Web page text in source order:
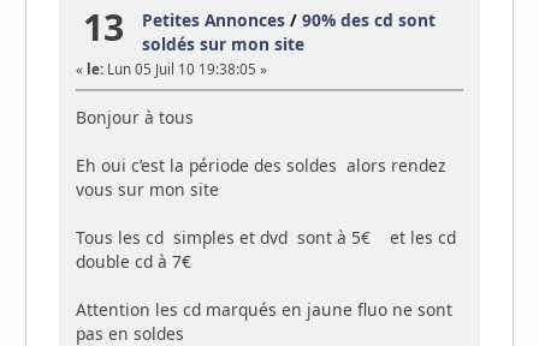
13 Petites Annonces /90% des cd sont
soldés sur mon site
« le:Lun 05 Juil 10 19:38:05 »
Bonjour à tous
Eh oui c’est la période des soldes alors rendez
vous sur mon site
Tous les cd simples et dvd sont à 5€ et les cd
double cd à 7€
Attention les cd marqués en jaune fluo ne sont
pas en soldes